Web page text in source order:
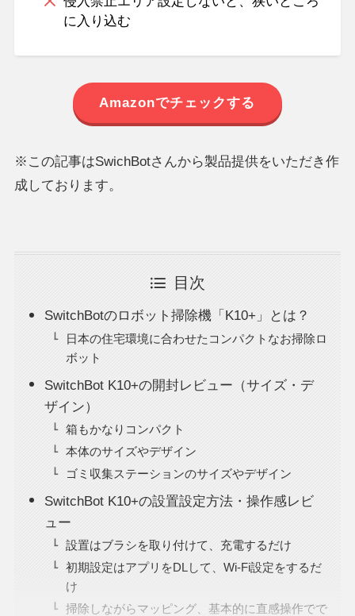
に入り込む
Amazonでチェックする
※この記事はSwichBotさんから製品提供をいただき作
成しております。
目次
SwitchBotのロボット掃除機「K10+」とは？
日本の住宅環境に合わせたコンパクトなお掃除ロ
ボット
SwitchBot K10+の開封レビュー（サイズ・デ
ザイン）
箱もかなりコンパクト
本体のサイズやデザイン
ゴミ収集ステーションのサイズやデザイン
SwitchBot K10+の設置設定方法・操作感レビ
ュー
設置はブラシを取り付けて、充電するだけ
初期設定はアプリをDLして、Wi-Fi設定をするだ
け
掃除しながらマッピング、基本的に直感操作でで